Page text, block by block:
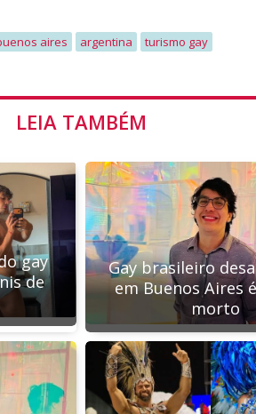
aires argentina turismo gay
LEIA TAMBÉM
gay
de
Gay brasileiro
em Buenos Aires
morto